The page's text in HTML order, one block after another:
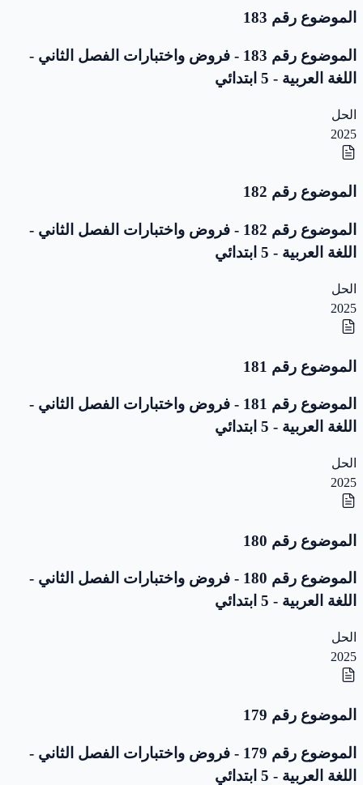
الموضوع رقم 183
الموضوع رقم 183 - فروض واختبارات الفصل الثاني -
اللغة العربية - 5 ابتدائي
الحل
2025
الموضوع رقم 182
الموضوع رقم 182 - فروض واختبارات الفصل الثاني -
اللغة العربية - 5 ابتدائي
الحل
2025
الموضوع رقم 181
الموضوع رقم 181 - فروض واختبارات الفصل الثاني -
اللغة العربية - 5 ابتدائي
الحل
2025
الموضوع رقم 180
الموضوع رقم 180 - فروض واختبارات الفصل الثاني -
اللغة العربية - 5 ابتدائي
الحل
2025
الموضوع رقم 179
الموضوع رقم 179 - فروض واختبارات الفصل الثاني -
اللغة العربية - 5 ابتدائي